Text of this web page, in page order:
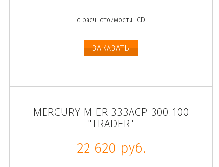
с расч. стоимости LCD
ЗАКАЗАТЬ
MERCURY M-ER 333ACP-300.100
"TRADER"
22 620 руб.